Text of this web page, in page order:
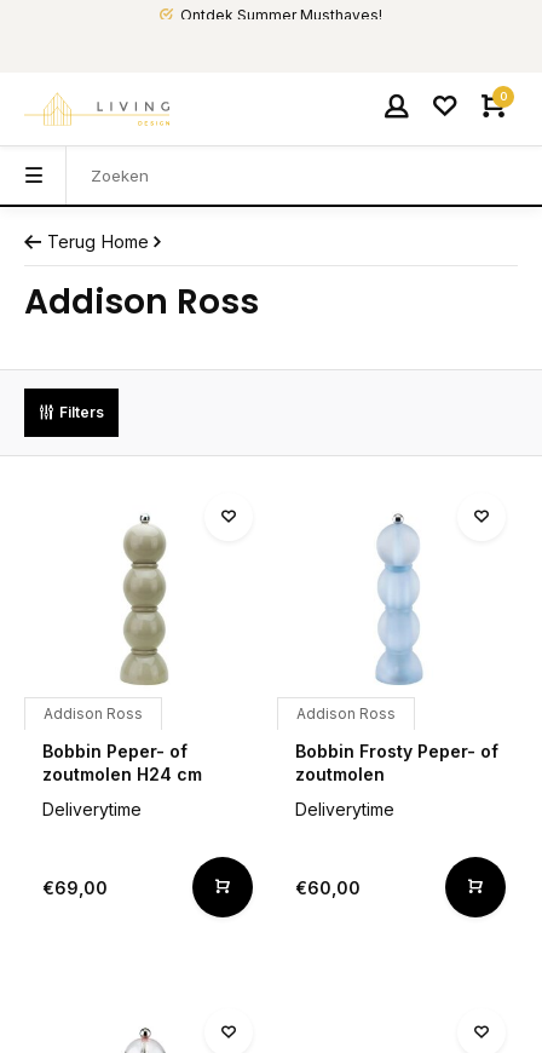
Ontdek Summer Musthaves!
0
Terug Home
Addison Ross
Filters
Addison Ross
Bobbin Peper- of
zoutmolen H24 cm
Deliverytime
€69,00
Addison Ross
Bobbin Frosty Peper- of
zoutmolen
Deliverytime
€60,00